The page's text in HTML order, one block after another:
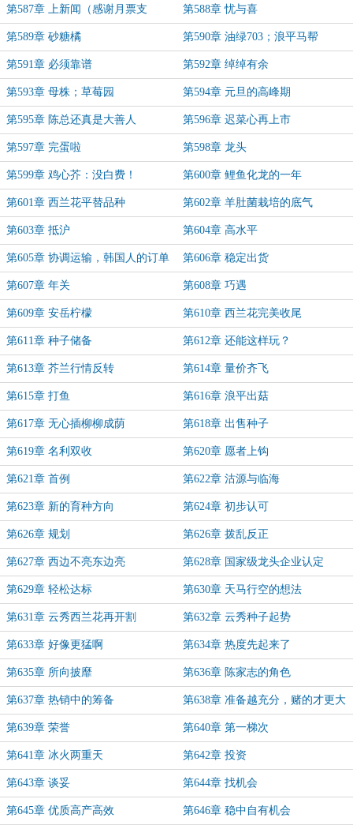
第587章 上新闻（感谢月票支
持！）
第588章 忧与喜
第589章 砂糖橘 第590章 油绿703；浪平马帮
第591章 必须靠谱 第592章 绰绰有余
第593章 母株；草莓园 第594章 元旦的高峰期
第595章 陈总还真是大善人 第596章 迟菜心再上市
第597章 完蛋啦 第598章 龙头
第599章 鸡心芥：没白费！ 第600章 鲤鱼化龙的一年
第601章 西兰花平替品种 第602章 羊肚菌栽培的底气
第603章 抵沪 第604章 高水平
第605章 协调运输，韩国人的订单 第606章 稳定出货
第607章 年关 第608章 巧遇
第609章 安岳柠檬 第610章 西兰花完美收尾
第611章 种子储备 第612章 还能这样玩？
第613章 芥兰行情反转 第614章 量价齐飞
第615章 打鱼 第616章 浪平出菇
第617章 无心插柳柳成荫 第618章 出售种子
第619章 名利双收 第620章 愿者上钩
第621章 首例 第622章 沽源与临海
第623章 新的育种方向 第624章 初步认可
第626章 规划 第626章 拨乱反正
第627章 西边不亮东边亮 第628章 国家级龙头企业认定
第629章 轻松达标 第630章 天马行空的想法
第631章 云秀西兰花再开割 第632章 云秀种子起势
第633章 好像更猛啊 第634章 热度先起来了
第635章 所向披靡 第636章 陈家志的角色
第637章 热销中的筹备 第638章 准备越充分，赌的才更大
第639章 荣誉 第640章 第一梯次
第641章 冰火两重天 第642章 投资
第643章 谈妥 第644章 找机会
第645章 优质高产高效 第646章 稳中自有机会